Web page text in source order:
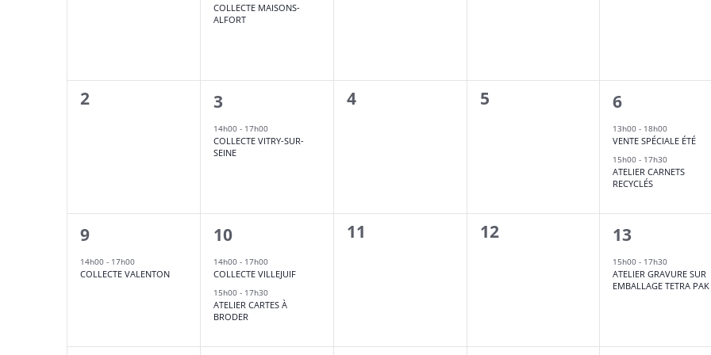
COLLECTE MAISONS-
ALFORT
0
2
1
évènement,
3
14h00 - 17h00
COLLECTE VITRY-SUR-
SEINE
0
4
0
5
2
évènements,
6
13h00- 18h00
VENTE SPÉCIALE ÉTÉ
15h00- 17h30
ATELIER CARNETS
RECYCLÉS
1
évènement,
9
14h00 - 17h00
COLLECTE VALENTON
2
évènements,
10
14h00 - 17h00
COLLECTE VILLEJUIF
15h00 - 17h30
ATELIER CARTES À
BRODER
0
11
0
12
1
évènement,
13
15h00- 17h30
ATELIER GRAVURE SUR
EMBALLAGE TETRA PAK